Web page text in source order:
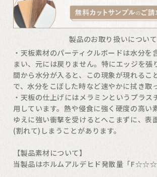
製品のお取り扱いについて
・天板素材のパーティクルボードは水分を
まい、元には戻りません。特にエッジを張
間から水分が入ると、この現象が現れるこ
で、水分をこぼした時など速やかに拭き取
・天板の仕上げにはメラミンというプラス
用しています。熱や侵食に強く硬度の高い
ゆえに強い衝撃を受けるとへこまずに、表
(割れて)しまうことがあります。
【製品素材について】
当製品はホルムアルデヒド発散量「